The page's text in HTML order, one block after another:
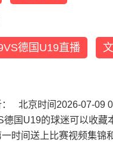
德国U19直播
北京时间2026-07-09
德国U19的球迷可以收藏
时间送上比赛视频集锦